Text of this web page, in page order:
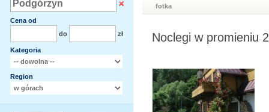
Cena od
do
zł
Kategoria
Region
fotka
Noclegi w promieniu